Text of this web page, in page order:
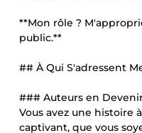
**Mon rôle ?
public.**
## À Qui S'adressent
### Auteurs en
Vous avez une histoire
captivant, que vous